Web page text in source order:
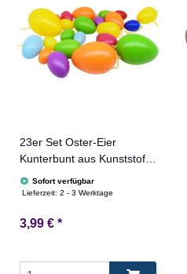
23er Set Oster-Eier
Kunterbunt aus Kunststoff
in Gelb Lila Orange
Sofort verfügbar
Lieferzeit:2 - 3 Werktage
3,99 € *